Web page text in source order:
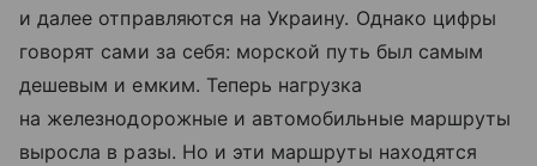
и далее отправляются на Украину. Однако цифры
говорят сами за себя: морской путь был самым
дешевым и емким. Теперь нагрузка
на железнодорожные и автомобильные маршруты
выросла в разы. Но и эти маршруты находятся